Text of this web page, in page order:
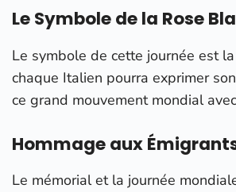
Le Symbole de la Rose
Le symbole de cette journée est
chaque Italien pourra exprimer
ce grand mouvement mondial
Hommage aux
Le mémorial et la journée